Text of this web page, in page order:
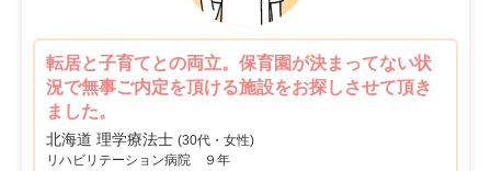
リハスタッフ複数在籍 1 経営が安定している 1
管理職募集 0
転居と子育てとの両立。保育園が決まってない状
況で無事ご内定を頂ける施設をお探しさせて頂き
ました。
北海道 理学療法士 (30代・女性)
リハビリテーション病院 ９年